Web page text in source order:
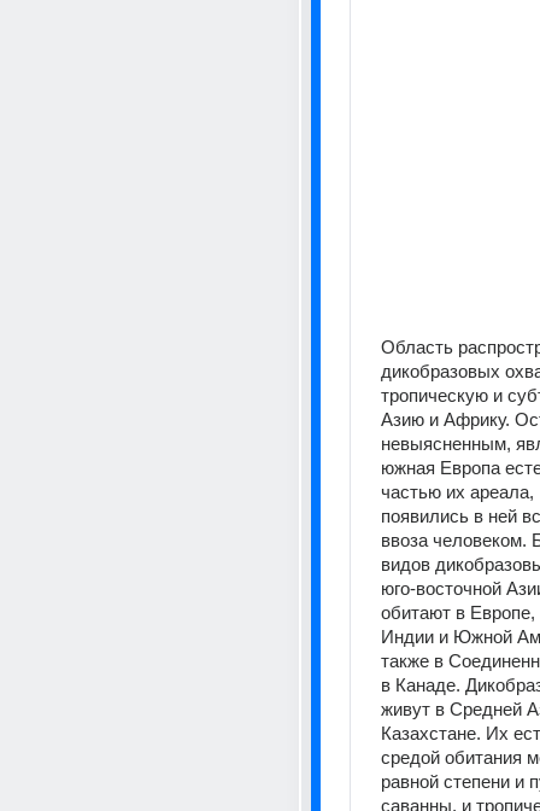
Область
дикобразовых
тропическую и
Азию и Африку.
невыясненным,
южная Европа
частью их
появились в ней
ввоза человеком.
видов
юго-восточной
обитают в
Индии и Южной
также в
в Канаде.
живут в Средней
Казахстане. Их
средой обитания
равной степени и
саванны, и